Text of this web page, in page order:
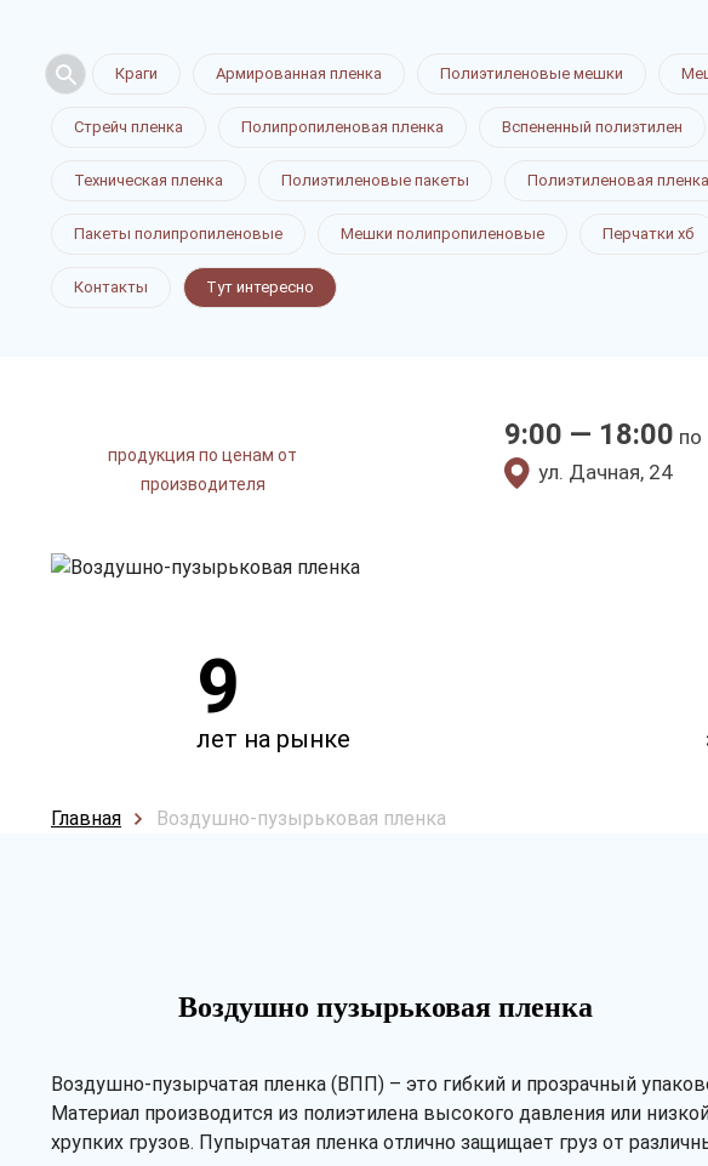
Краги Армированная пленка Полиэтиленовые мешки
Стрейч пленка Полипропиленовая пленка Вспененный полиэтилен
Техническая пленка Полиэтиленовые пакеты Полиэтиленовая пленка
Пакеты полипропиленовые Мешки полипропиленовые Перчатки хб
Контакты Тут интересно
продукция по ценам от
производителя
9:00 — 18:00 по
ул. Дачная, 24
Воздушно-
только приятные цены
9
лет на рынке
Главная Воздушно-пузырьковая пленка
Воздушно пузырьковая пленка
Воздушно-пузырчатая пленка (ВПП) – это гибкий и прозрачный
Материал производится из полиэтилена высокого давления или
хрупких грузов. Пупырчатая пленка отлично защищает груз от